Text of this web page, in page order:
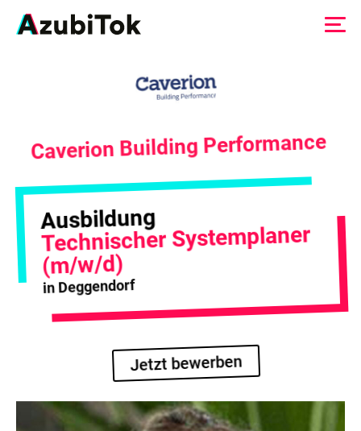
Caverion Building Performance
Ausbildung
Technischer Systemplaner
(m/w/d)
in Deggendorf
Jetzt bewerben